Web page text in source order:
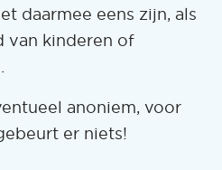
daarmee eens zijn, als
van kinderen of
anoniem, voor
er niets!